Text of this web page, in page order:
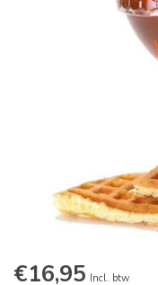
€16,95 Incl. btw